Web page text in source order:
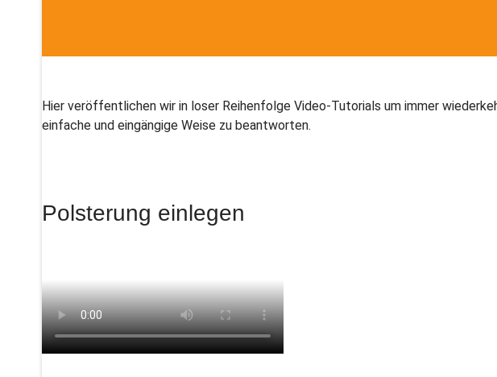
Hier veröffentlichen wir in loser Reihenfolge Video-Tutorials um immer
einfache und eingängige Weise zu beantworten.
Polsterung einlegen